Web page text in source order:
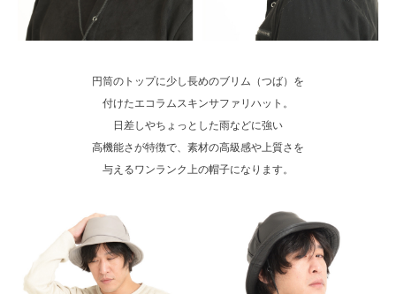
円筒のトップに少し長めのブリム（つば）を
付けたエコラムスキンサファリハット。
日差しやちょっとした雨などに強い
高機能さが特徴で、素材の高級感や上質さを
与えるワンランク上の帽子になります。